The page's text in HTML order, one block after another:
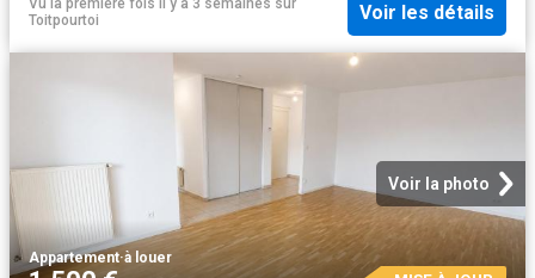
Vu la première fois il y a 3 semaines sur
Toitpourtoi
Voir les détails
Voir la photo
Appartement·à louer